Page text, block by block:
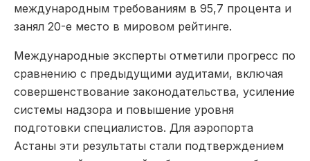
международным требованиям в 95,7 процента и
занял 20-е место в мировом рейтинге.
Международные эксперты отметили прогресс по
сравнению с предыдущими аудитами, включая
совершенствование законодательства, усиление
системы надзора и повышение уровня
подготовки специалистов. Для аэропорта
Астаны эти результаты стали подтверждением